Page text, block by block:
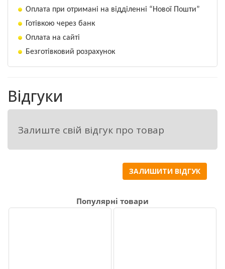
Оплата при отримані на відділенні “Нової Пошти”
Готівкою через банк
Оплата на сайті
Безготівковий розрахунок
Відгуки
Залиште свій відгук про товар
ЗАЛИШИТИ ВІДГУК
Популярні товари